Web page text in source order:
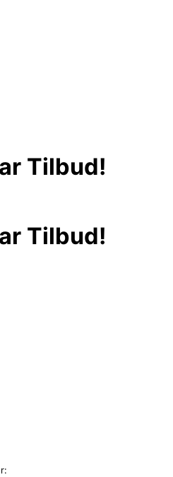
Tilbud!
Tilbud!